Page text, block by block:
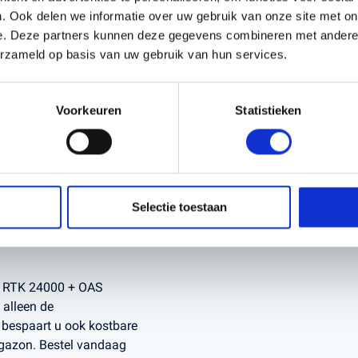
Ook delen we informatie over uw gebruik van onze site met
Deze partners kunnen deze gegevens combineren met
op basis van uw gebruik van hun services.
Voorkeuren Statistieken
Selectie toestaan
en beveiliging van
zoals sportvelden en
en
schade aan zowel de
24000 + OAS
de
u ook kostbare
Bestel vandaag